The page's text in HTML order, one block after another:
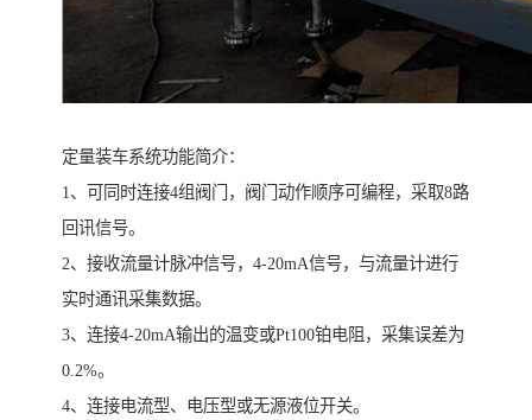
定量装车系统功能简介：
1、可同时连接4组阀门，阀门动作顺序可编程，采取8路
回讯信号。
2、接收流量计脉冲信号，4-20mA信号，与流量计进行
实时通讯采集数据。
3、连接4-20mA输出的温变或Pt100铂电阻，采集误差为
0.2%。
4、连接电流型、电压型或无源液位开关。